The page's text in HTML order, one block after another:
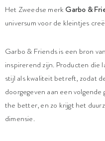
Het Zweedse merk Garbo &
universum voor de kleintjes
Garbo & Friends is een bron
inspirerend zijn. Producten die
stijl als kwaliteit betreft, zodat
doorgegeven aan een
the better, en zo krijgt het
dimensie.